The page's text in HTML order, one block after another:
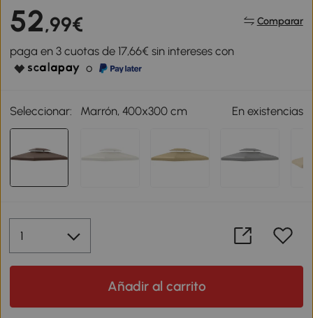
52,99€ Comparar
paga en 3 cuotas de 17,66€ sin intereses con
o
Seleccionar: Marrón, 400x300 cm En existencias
Añadir al carrito